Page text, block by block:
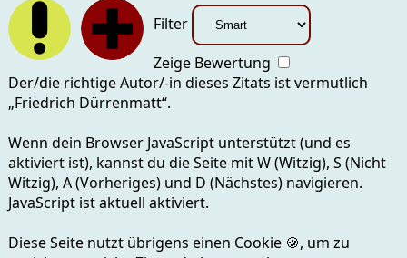
Filter
Zeige Bewertung
Der/die richtige Autor/-in dieses Zitats ist vermutlich
„Friedrich Dürrenmatt“.
Wenn dein Browser JavaScript unterstützt (und es
aktiviert ist), kannst du die Seite mitW (Witzig), S (Nicht
Witzig), A (Vorheriges) und D (Nächstes)navigieren.
JavaScript ist aktuell aktiviert.
Diese Seite nutzt übrigens einen Cookie 🍪, um zu